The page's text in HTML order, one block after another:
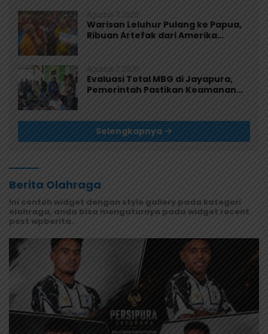
Agustus 7, 2026
Warisan Leluhur Pulang ke Papua,
Ribuan Artefak dari Amerika
Agustus 7, 2026
Evaluasi Total MBG di Jayapura,
Pemerintah Pastikan Keamanan
Selengkapnya
Berita Olahraga
Ini contoh widget dengan style gallery pada kategori
olahraga, anda bisa mengaturnya pada widget recent
post wpberita.